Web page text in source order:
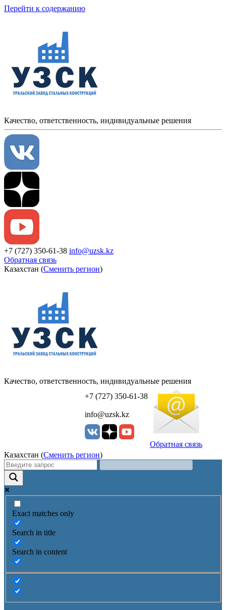
Перейти к содержанию
Качество, ответственность, индивидуальные решения
+7 (727) 350-61-38 info@uzsk.kz
Обратная связь
Казахстан (Сменить регион)
УЗСК Казахстан
Качество, ответственность, индивидуальные решения
+7 (727) 350-61-38
info@uzsk.kz
Обратная связь
Казахстан (Сменить регион)
Exact matches only
Search in title
Search in content